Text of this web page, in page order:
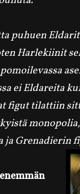
puhuen
Harlekiinit
ei Eldareita
figut tilattiin
ja Grenadierin